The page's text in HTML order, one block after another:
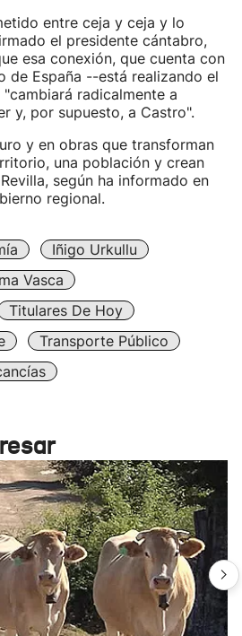
entre ceja y ceja y lo
el presidente cántabro,
esa conexión, que cuenta con
de España --está realizando el
radicalmente a
y, por supuesto, a Castro".
y en obras que transforman
una población y crean
según ha informado en
regional.
Iñigo Urkullu
Vasca
Titulares De Hoy
Transporte Público